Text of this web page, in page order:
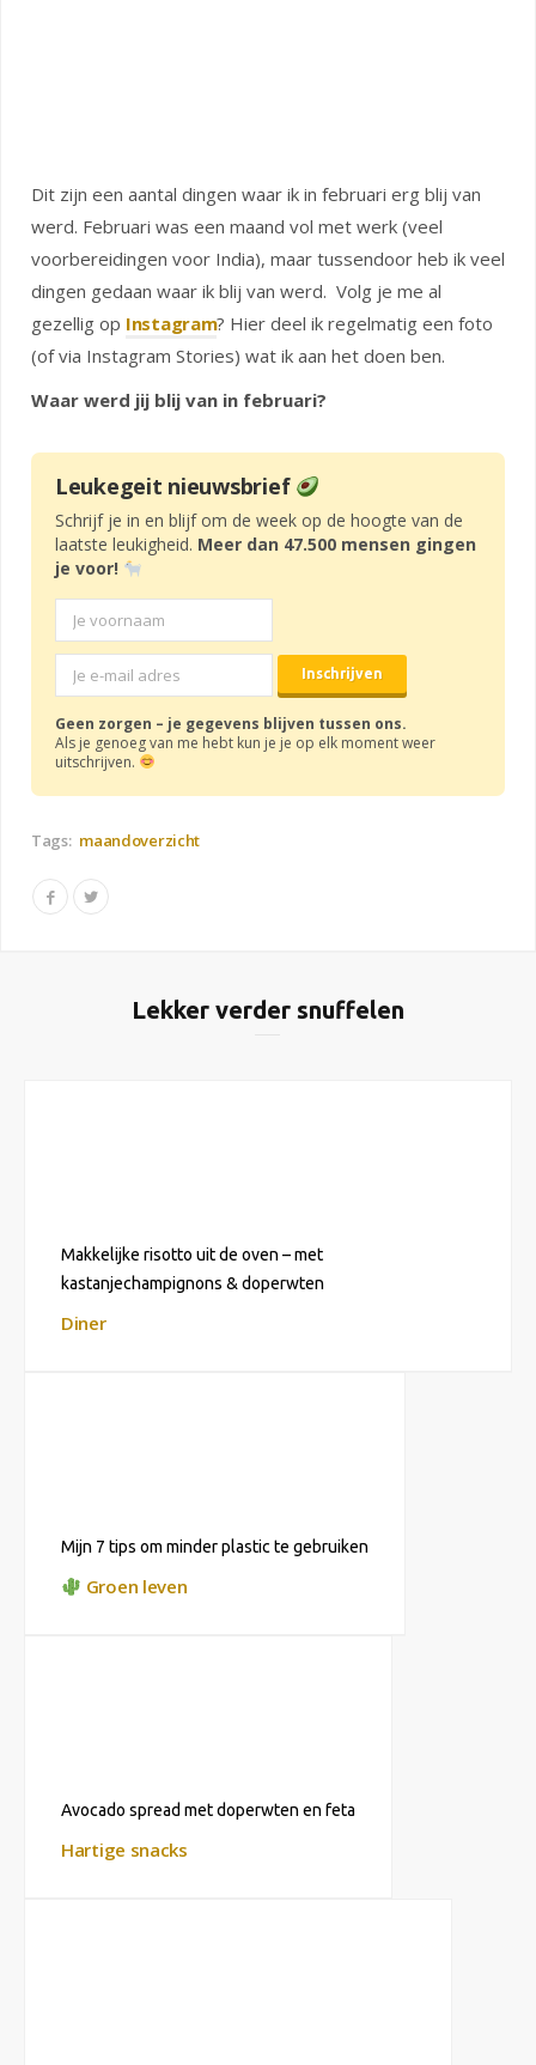
Dit zijn een aantal dingen waar ik in februari erg blij van
werd. Februari was een maand vol met werk (veel
voorbereidingen voor India), maar tussendoor heb ik veel
dingen gedaan waar ik blij van werd. Volg je me al
gezellig op Instagram? Hier deel ik regelmatig een foto
(of via Instagram Stories) wat ik aan het doen ben.
Waar werd jij blij van in februari?
Leukegeit nieuwsbrief
Schrijf je in en blijf om de week op de hoogte van de
laatste leukigheid. Meer dan 47.500 mensen gingen
je voor!
Geen zorgen – je gegevens blijven tussen ons.
Als je genoeg van me hebt kun je je op elk moment weer
uitschrijven.
Tags: maandoverzicht
Lekker verder snuffelen
Makkelijke risotto uit de oven – met
kastanjechampignons & doperwten
Diner
Mijn 7 tips om minder plastic te gebruiken
Groen leven
Avocado spread met doperwten en feta
Hartige snacks